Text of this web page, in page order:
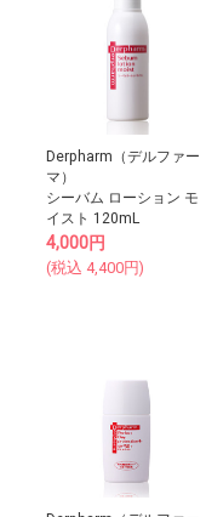
Derpharm（デルファー
マ）
シーバム ローション モ
イスト 120mL
4,000円
(税込 4,400円)